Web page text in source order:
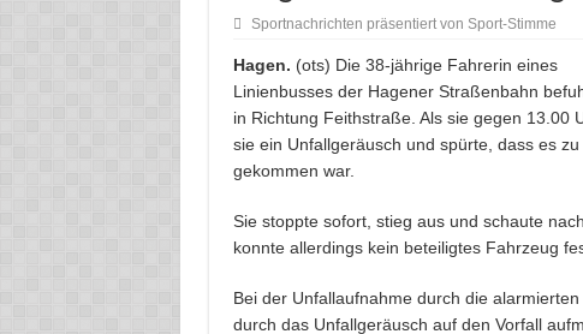
Sportnachrichten präsentiert von Sport-Stimme
Hagen. (ots) Die 38-jährige Fahrerin eines
Linienbusses der Hagener Straßenbahn
in Richtung Feithstraße. Als sie gegen 13.00
sie ein Unfallgeräusch und spürte, dass es
gekommen war.
Sie stoppte sofort, stieg aus und schaute
konnte allerdings kein beteiligtes Fahrzeug
Bei der Unfallaufnahme durch die
durch das Unfallgeräusch auf den Vorfall